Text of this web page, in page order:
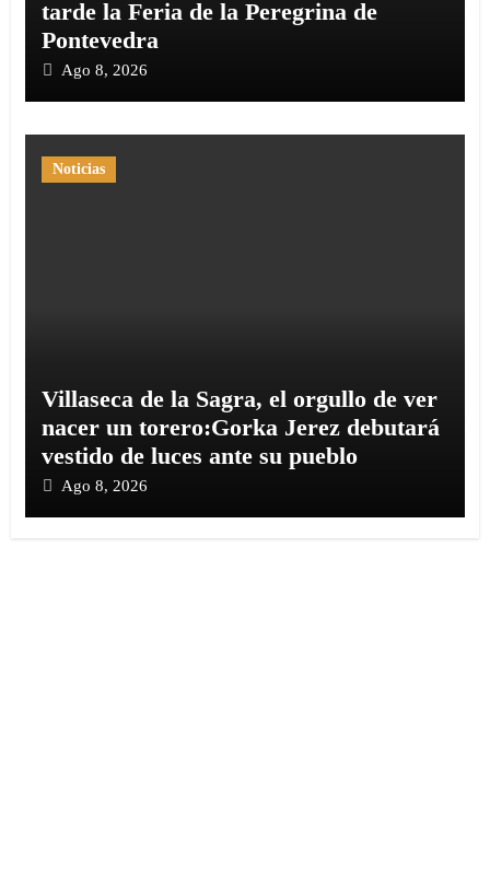
tarde la Feria de la Peregrina de
Pontevedra
Ago 8, 2026
Noticias
Villaseca de la Sagra, el orgullo de ver
nacer un torero:Gorka Jerez debutará
vestido de luces ante su pueblo
Ago 8, 2026